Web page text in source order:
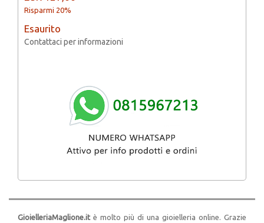
Risparmi 20%
Esaurito
Contattaci per informazioni
GioielleriaMaglione.itè molto più di una gioielleria online. Grazie